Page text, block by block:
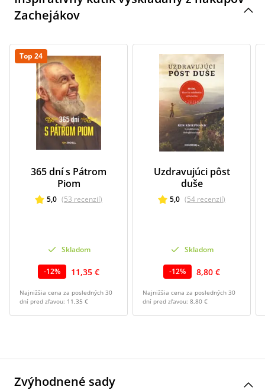
Zachejákov
Top 24
365 dní s Pátrom
Piom
5,0 (53 recenzií)
Skladom
-12% 11,35 €
Najnižšia cena za posledných 30
dní pred zľavou: 11,35 €
Uzdravujúci pôst
duše
5,0 (54 recenzií)
Skladom
-12% 8,80 €
Najnižšia cena za posledných 30
dní pred zľavou: 8,80 €
Zvýhodnené sady